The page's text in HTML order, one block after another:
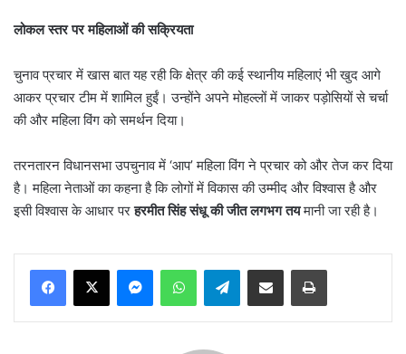
लोकल स्तर पर महिलाओं की सक्रियता
चुनाव प्रचार में खास बात यह रही कि क्षेत्र की कई स्थानीय महिलाएं भी खुद आगे
आकर प्रचार टीम में शामिल हुईं। उन्होंने अपने मोहल्लों में जाकर पड़ोसियों से चर्चा
की और महिला विंग को समर्थन दिया।
तरनतारन विधानसभा उपचुनाव में ‘आप’ महिला विंग ने प्रचार को और तेज कर दिया
है। महिला नेताओं का कहना है कि लोगों में विकास की उम्मीद और विश्वास है और
इसी विश्वास के आधार परहरमीत सिंह संधू की जीत लगभग तयमानी जा रही है।
MessengerWhatsAppTelegramShare via Email Print